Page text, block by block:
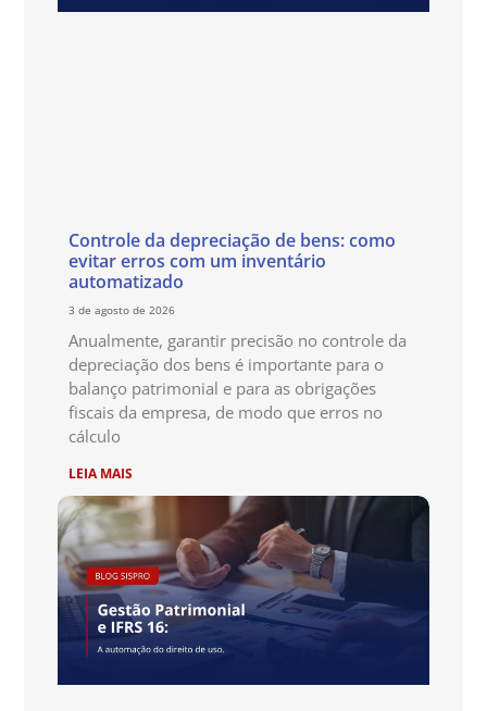
Controle da depreciação de bens: como
evitar erros com um inventário
automatizado
3 de agosto de 2026
Anualmente, garantir precisão no controle da
depreciação dos bens é importante para o
balanço patrimonial e para as obrigações
fiscais da empresa, de modo que erros no
cálculo
LEIA MAIS